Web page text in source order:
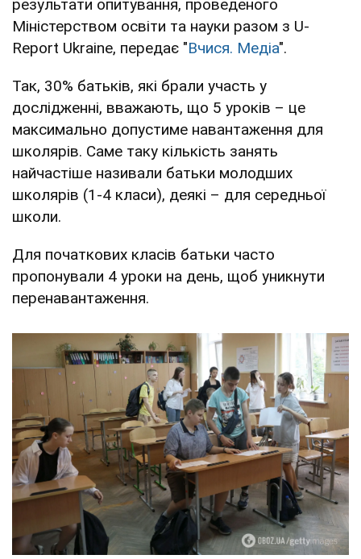
результати опитування, проведеного
Міністерством освіти та науки разом з U-
Report Ukraine, передає "Вчися. Медіа".
Так, 30% батьків, які брали участь у
дослідженні, вважають, що 5 уроків – це
максимально допустиме навантаження для
школярів. Саме таку кількість занять
найчастіше називали батьки молодших
школярів (1-4 класи), деякі – для середньої
школи.
Для початкових класів батьки часто
пропонували 4 уроки на день, щоб уникнути
перенавантаження.